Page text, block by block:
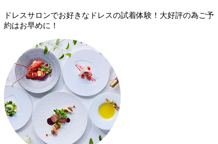
ドレスサロンでお好きなドレスの試着体験！大好評の為ご予
約はお早めに！